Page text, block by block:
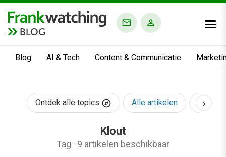
BLOG
Blog AI & Tech Content & Communicatie
Ontdek alle topics Alle artikelen AI &
›
Klout
Tag · 9 artikelen beschikbaar